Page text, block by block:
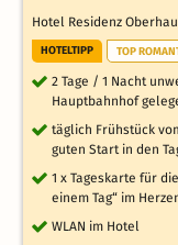
Hotel Residenz
HOTELTIPP TOP
2 Tage / 1 Nacht
Hauptbahnhof
täglich Frühstück
guten Start in den
1 x Tageskarte für
einem Tag“ im
WLAN im Hotel